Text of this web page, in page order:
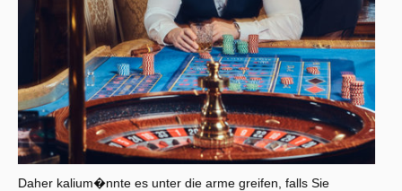
Daher kalium�nnte es unter die arme greifen, falls Sie